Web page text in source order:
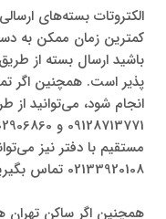
الکتروتات بسته‌های
کمترین زمان ممکن به
باشید ارسال بسته از
پذیر است. همچنین اگر
انجام شود، می‌توانید از
02133920108 تماس بگیرید.
همچنین اگر ساکن تهران